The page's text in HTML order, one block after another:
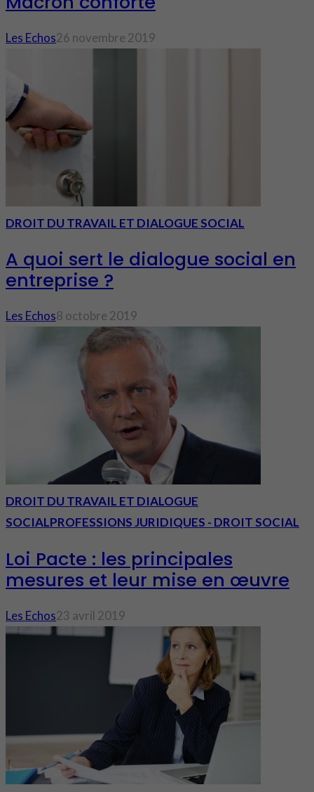
Les Echos26 novembre 2019
DROIT DU TRAVAIL ET DIALOGUE SOCIAL
A quoi sert le dialogue social en
entreprise ?
Les Echos8 octobre 2019
DROIT DU TRAVAIL ET DIALOGUE
SOCIALPROFESSIONS JURIDIQUES - DROIT SOCIAL
Loi Pacte : les principales
mesures et leur mise en œuvre
Les Echos23 avril 2019